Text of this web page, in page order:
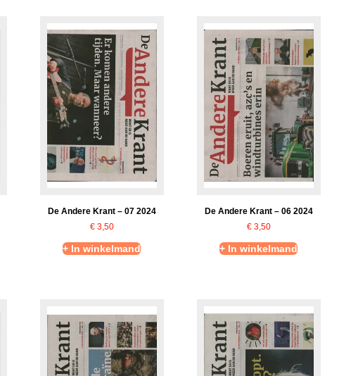
De Andere Krant – 07 2024
€3,50
+ In winkelmand
De Andere Krant – 06 2024
€3,50
+ In winkelmand